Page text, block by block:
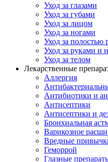
Уход за глазами
Уход за губами
Уход за лицом
Уход за ногами
Уход за полостью
Уход за руками и
Уход за телом
Лекарственные
Аллергия
Антибиотики и
Антисептики
Антисептики и
Бронхиальная
Варикозное
Вредные
Геморрой
Глазные